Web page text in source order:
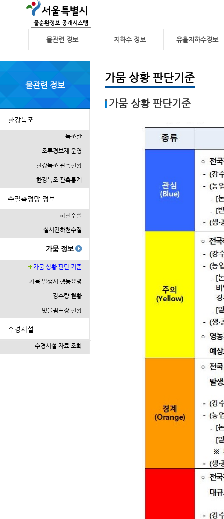
물관련 정보 지하수 정보 유출지하수정보
물관련 정보
한강녹조
녹조란
조류경보제 운영
한강녹조 관측현황
한강녹조 관측통계
수질측정망 정보
하천수질
실시간하천수질
가뭄 정보
가뭄 상황 판단 기준
가뭄 발생시 행동요령
강수량 현황
빗물펌프장 현황
수경시설
수경시설 자료 조회
가뭄 상황 판단기준
가뭄 상황 판단기준